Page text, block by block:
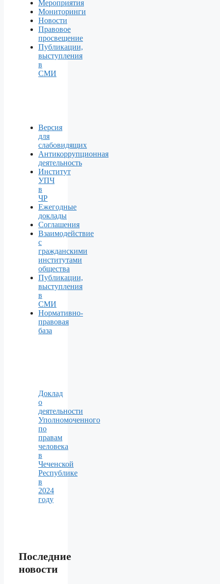
Мероприятия
Мониторинги
Новости
Правовое
просвещение
Публикации,
выступления
в
СМИ
Версия
для
слабовидящих
Антикоррупционная
деятельность
Институт
УПЧ
в
ЧР
Ежегодные
доклады
Соглашения
Взаимодействие
с
гражданскими
институтами
общества
Публикации,
выступления
в
СМИ
Нормативно-
правовая
база
Доклад
о
деятельности
Уполномоченного
по
правам
человека
в
Чеченской
Республике
в
2024
году
Последние
новости